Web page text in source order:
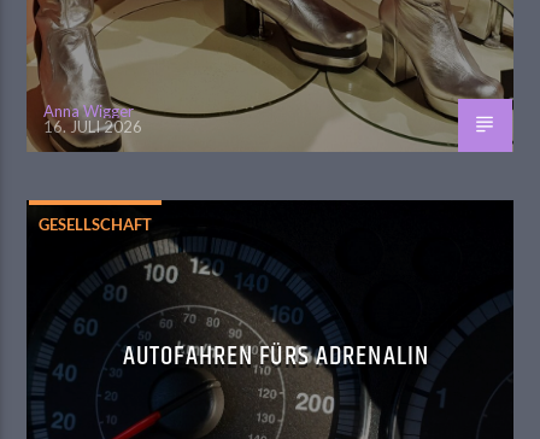
Anna Wigger
16. JULI 2026
GESELLSCHAFT
AUTOFAHREN FÜRS ADRENALIN